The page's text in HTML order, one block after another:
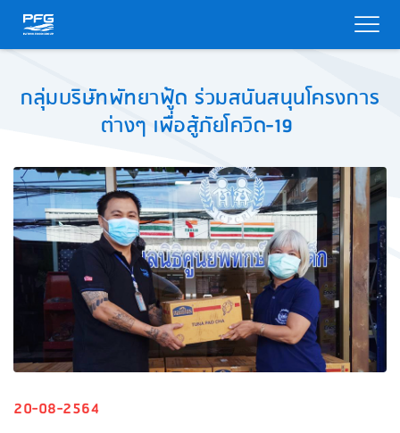
กลุ่มบริษัทพัทยาฟู้ด ร่วมสนันสนุนโครงการ
ต่างๆ เพื่อสู้ภัยโควิด-19
20-08-2564